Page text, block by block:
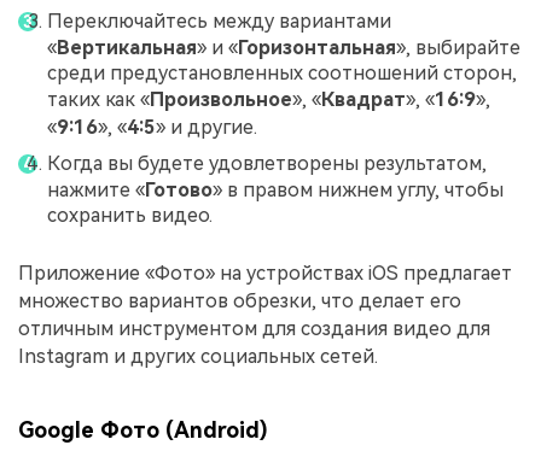
Переключайтесь между вариантами
«Вертикальная» и «Горизонтальная», выбирайте
среди предустановленных соотношений сторон,
таких как «Произвольное», «Квадрат», «16:9»,
«9:16», «4:5» и другие.
Когда вы будете удовлетворены результатом,
нажмите «Готово» в правом нижнем углу, чтобы
сохранить видео.
Приложение «Фото» на устройствах iOS предлагает
множество вариантов обрезки, что делает его
отличным инструментом для создания видео для
Instagram и других социальных сетей.
Google Фото (Android)